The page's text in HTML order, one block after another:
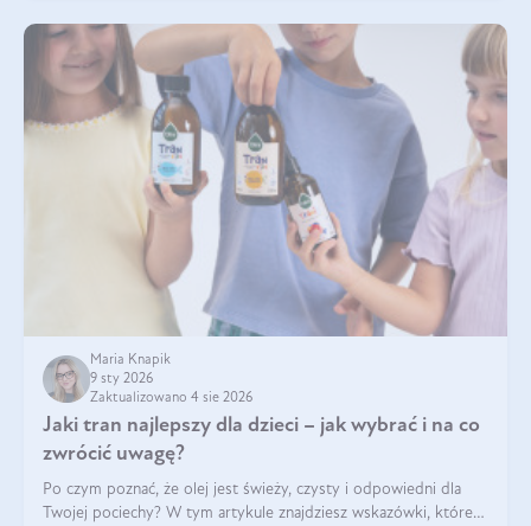
Maria Knapik
9 sty 2026
Zaktualizowano 4 sie 2026
Jaki tran najlepszy dla dzieci – jak wybrać i na co
zwrócić uwagę?
Po czym poznać, że olej jest świeży, czysty i odpowiedni dla
Twojej pociechy? W tym artykule znajdziesz wskazówki, które